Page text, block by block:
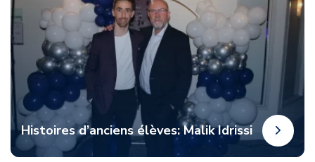
Histoires d’anciens élèves: Malik Idrissi